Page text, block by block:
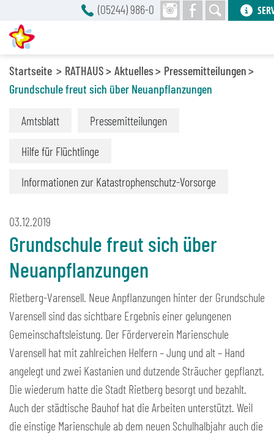
Startseite RATHAUS Aktuelles
Pressemitteilungen
Grundschule freut sich über Neuanpflanzungen
Amtsblatt Pressemitteilungen
Hilfe für Flüchtlinge
Informationen zur Katastrophenschutz-Vorsorge
03.12.2019
Grundschule freut sich über
Neuanpflanzungen
Rietberg-Varensell. Neue Anpflanzungen hinter der Grundschule
Varensell sind das sichtbare Ergebnis einer gelungenen
Gemeinschaftsleistung. Der Förderverein Marienschule
Varensell hat mit zahlreichen Helfern – Jung und alt – Hand
angelegt und zwei Kastanien und dutzende Sträucher gepflanzt.
Die wiederum hatte die Stadt Rietberg besorgt und bezahlt.
Auch der städtische Bauhof hat die Arbeiten unterstützt. Weil
die einstige Marienschule ab dem neuen Schulhalbjahr auch die
(05244) 986-0